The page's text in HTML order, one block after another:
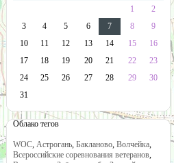
1
2
3
4 5 6 7 8
9
10
11 12 13 14 15
16
17
18 19 20 21 22
23
24
25 26 27 28 29
30
31
Облако тегов
WOC, Астрогань, Бакланово, Волчейка,
Всероссийские соревнования ветеранов,